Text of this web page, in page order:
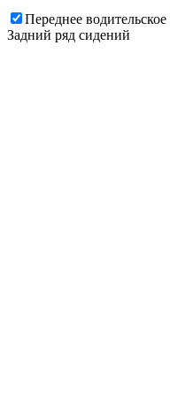
Переднее водительское
Задний ряд сидений